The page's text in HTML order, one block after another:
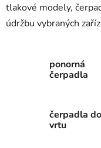
tlakové modely,
údržbu vybraných
ponorná
čerpadla
čerpadla do
vrtu